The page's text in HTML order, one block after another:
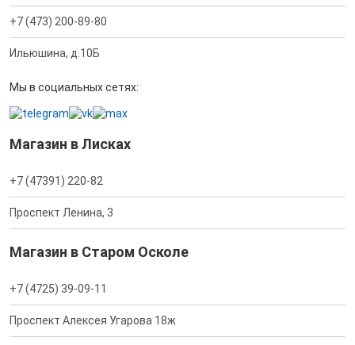
+7 (473) 200-89-80
Ильюшина, д.10Б
Мы в социальных сетях:
Магазин в Лисках
+7 (47391) 220-82
Проспект Ленина, 3
Магазин в Старом Осколе
+7 (4725) 39-09-11
Проспект Алексея Угарова 18ж